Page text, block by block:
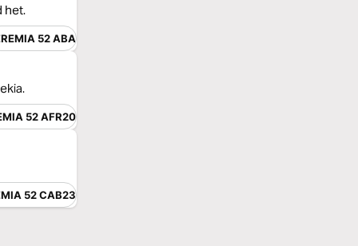
het.
52 ABA
52 AFR20
52 CAB23